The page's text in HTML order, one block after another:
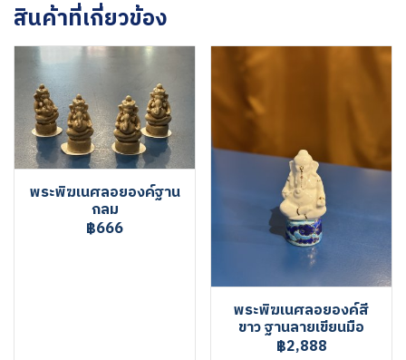
สินค้าที่เกี่ยวข้อง
พระพิฆเนศลอยองค์ฐาน
กลม
฿666
พระพิฆเนศลอยองค์สี
ขาว ฐานลายเขียนมือ
฿2,888